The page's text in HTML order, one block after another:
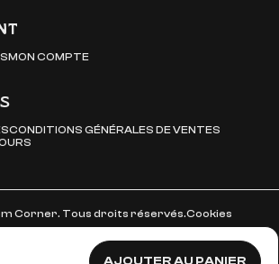
MON COMPTE
CONDITIONS GÉNÉRALES DE VENTES
Corner. Tous droits réservés.Cookies